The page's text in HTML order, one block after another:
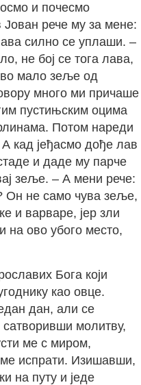
и почесмо
Јован рече му за мене:
силно се уплаши. –
не бој се тога лава,
мало зеље од
много ми причаше
пустињским оцима
Потом нареди
кад јеђасмо дође лав
и даде му парче
зеље. – А мени рече:
Он не само чува зеље,
и варваре, јер зли
на ово убого место,
Бога који
као овце.
дан, али се
молитву,
ме с миром,
испрати. Изишавши,
на путу и једе